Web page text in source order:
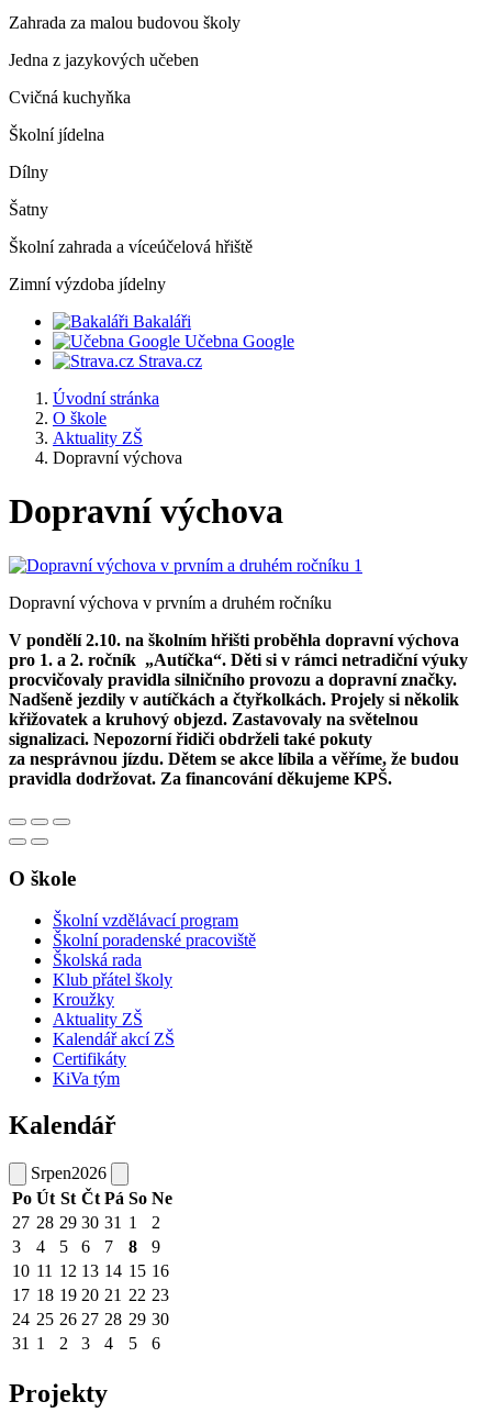
Zahrada za malou budovou školy
Jedna z jazykových učeben
Cvičná kuchyňka
Školní jídelna
Dílny
Šatny
Školní zahrada a víceúčelová hřiště
Zimní výzdoba jídelny
Bakaláři
Učebna Google
Strava.cz
Úvodní stránka
O škole
Aktuality ZŠ
Dopravní výchova
Dopravní výchova
Dopravní výchova v prvním a druhém ročníku
V pondělí 2.10. na školním hřišti proběhla dopravní výchova
pro 1. a 2. ročník „Autíčka“. Děti si v rámci netradiční výuky
procvičovaly pravidla silničního provozu a dopravní značky.
Nadšeně jezdily v autíčkách a čtyřkolkách. Projely si několik
křižovatek a kruhový objezd. Zastavovaly na světelnou
signalizaci. Nepozorní řidiči obdrželi také pokuty
za nesprávnou jízdu. Dětem se akce líbila a věříme, že budou
pravidla dodržovat. Za financování děkujeme KPŠ.
O škole
Školní vzdělávací program
Školní poradenské pracoviště
Školská rada
Klub přátel školy
Kroužky
Aktuality ZŠ
Kalendář akcí ZŠ
Certifikáty
KiVa tým
Kalendář
Srpen2026
Po Út St Čt Pá So Ne
27 28 29 30 31 1
2
3
4 5 6 7 8
9
10 11 12 13 14 15 16
17 18 19 20 21 22 23
24 25 26 27 28 29 30
31 1 2 3 4 5 6
Projekty